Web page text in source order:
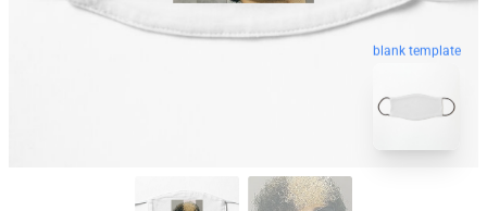
blank template